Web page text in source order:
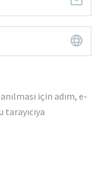
için adım, e-